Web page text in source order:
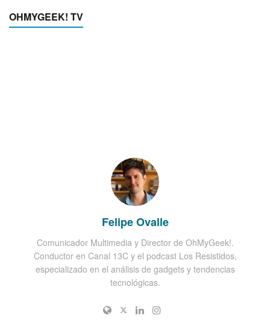
OHMYGEEK! TV
Felipe Ovalle
Comunicador Multimedia y Director de OhMyGeek!.
Conductor en Canal 13C y el podcast Los Resistidos,
especializado en el análisis de gadgets y tendencias
tecnológicas.